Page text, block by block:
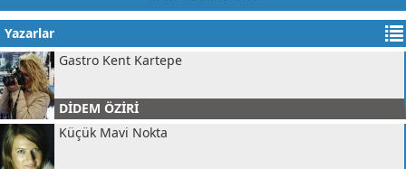
Yazarlar
Gastro Kent Kartepe
DİDEM ÖZİRİ
Küçük Mavi Nokta